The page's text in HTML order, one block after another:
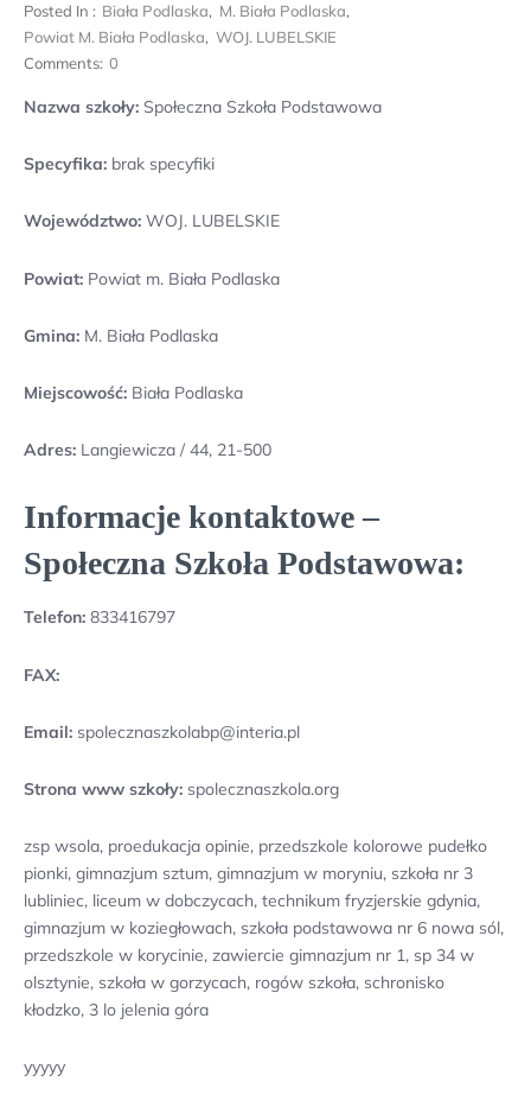
Posted In : Biała Podlaska, M. Biała Podlaska,
Powiat M. Biała Podlaska, WOJ. LUBELSKIE
Comments: 0
Nazwa szkoły: Społeczna Szkoła Podstawowa
Specyfika: brak specyfiki
Województwo: WOJ. LUBELSKIE
Powiat: Powiat m. Biała Podlaska
Gmina: M. Biała Podlaska
Miejscowość: Biała Podlaska
Adres: Langiewicza / 44, 21-500
Informacje kontaktowe –
Społeczna Szkoła Podstawowa:
Telefon: 833416797
FAX:
Email: spolecznaszkolabp@interia.pl
Strona www szkoły: spolecznaszkola.org
zsp wsola, proedukacja opinie, przedszkole kolorowe pudełko
pionki, gimnazjum sztum, gimnazjum w moryniu, szkoła nr 3
lubliniec, liceum w dobczycach, technikum fryzjerskie gdynia,
gimnazjum w koziegłowach, szkoła podstawowa nr 6 nowa sól,
przedszkole w korycinie, zawiercie gimnazjum nr 1, sp 34 w
olsztynie, szkoła w gorzycach, rogów szkoła, schronisko
kłodzko, 3 lo jelenia góra
yyyyy